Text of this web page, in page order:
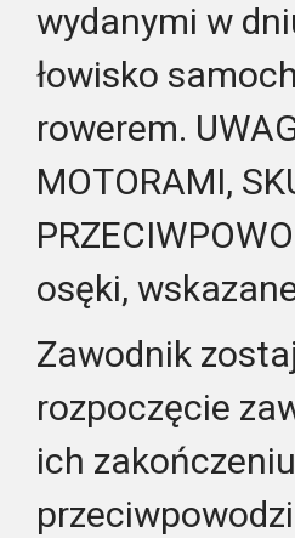
wydanymi w
łowisko
rowerem.
MOTORAMI,
osęki,
Zawodnik
rozpoczęcie
ich